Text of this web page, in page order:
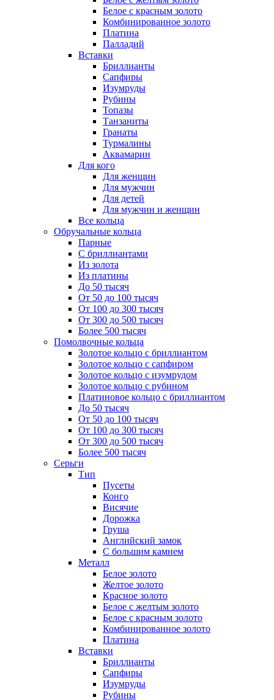
Белое с красным золото
Комбинированное золото
Платина
Палладий
Вставки
Бриллианты
Сапфиры
Изумруды
Рубины
Топазы
Танзаниты
Гранаты
Турмалины
Аквамарин
Для кого
Для женщин
Для мужчин
Для детей
Для мужчин и женщин
Все кольца
Обручальные кольца
Парные
С бриллиантами
Из золота
Из платины
До 50 тысяч
От 50 до 100 тысяч
От 100 до 300 тысяч
От 300 до 500 тысяч
Более 500 тысяч
Помолвочные кольца
Золотое кольцо с бриллиантом
Золотое кольцо с сапфиром
Золотое кольцо с изумрудом
Золотое кольцо с рубином
Платиновое кольцо с бриллиантом
До 50 тысяч
От 50 до 100 тысяч
От 100 до 300 тысяч
От 300 до 500 тысяч
Более 500 тысяч
Серьги
Тип
Пусеты
Конго
Висячие
Дорожка
Груша
Английский замок
С большим камнем
Металл
Белое золото
Желтое золото
Красное золото
Белое с желтым золото
Белое с красным золото
Комбинированное золото
Платина
Вставки
Бриллианты
Сапфиры
Изумруды
Рубины